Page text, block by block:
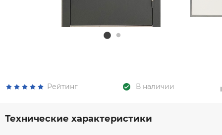
Рейтинг В наличии
Технические характеристики